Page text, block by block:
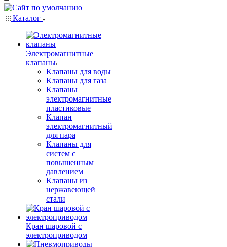
Каталог
Электромагнитные
клапаны
Клапаны для воды
Клапаны для газа
Клапаны
электромагнитные
пластиковые
Клапан
электромагнитный
для пара
Клапаны для
систем с
повышенным
давлением
Клапаны из
нержавеющей
стали
Кран шаровой с
электроприводом